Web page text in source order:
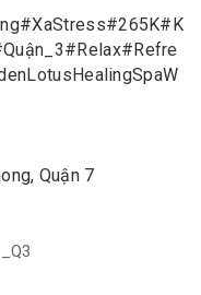
#XaStress#265K#K
Quận_3#Relax#Refre
Quận 7